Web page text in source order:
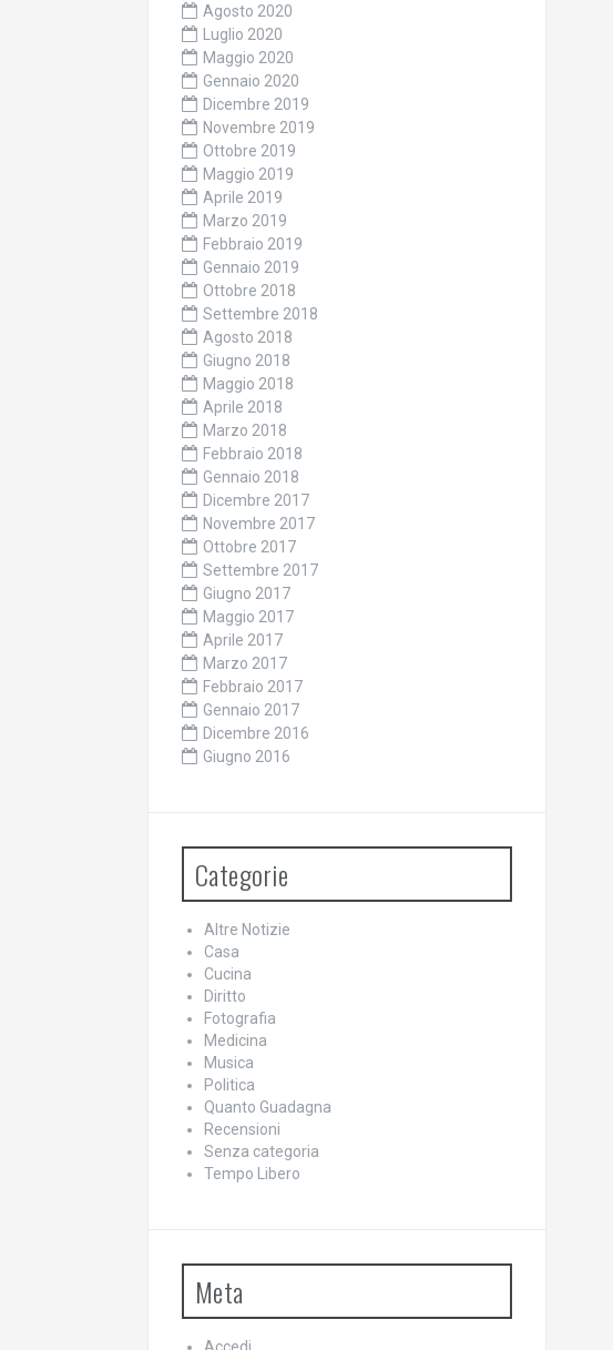
Agosto 2020
Luglio 2020
Maggio 2020
Gennaio 2020
Dicembre 2019
Novembre 2019
Ottobre 2019
Maggio 2019
Aprile 2019
Marzo 2019
Febbraio 2019
Gennaio 2019
Ottobre 2018
Settembre 2018
Agosto 2018
Giugno 2018
Maggio 2018
Aprile 2018
Marzo 2018
Febbraio 2018
Gennaio 2018
Dicembre 2017
Novembre 2017
Ottobre 2017
Settembre 2017
Giugno 2017
Maggio 2017
Aprile 2017
Marzo 2017
Febbraio 2017
Gennaio 2017
Dicembre 2016
Giugno 2016
Categorie
Altre Notizie
Casa
Cucina
Diritto
Fotografia
Medicina
Musica
Politica
Quanto Guadagna
Recensioni
Senza categoria
Tempo Libero
Meta